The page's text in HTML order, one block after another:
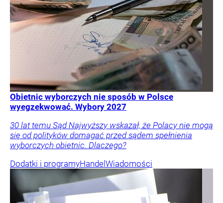
Obietnic wyborczych nie sposób w Polsce
wyegzekwować. Wybory 2027
30 lat temu Sąd Najwyższy wskazał, że Polacy nie mogą
się od polityków domagać przed sądem spełnienia
wyborczych obietnic. Dlaczego?
Dodatki i programyHandelWiadomości